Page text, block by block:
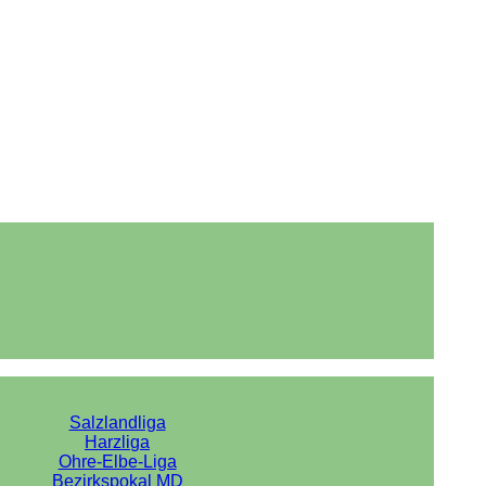
Salzlandliga
Harzliga
Ohre-Elbe-Liga
Bezirkspokal MD